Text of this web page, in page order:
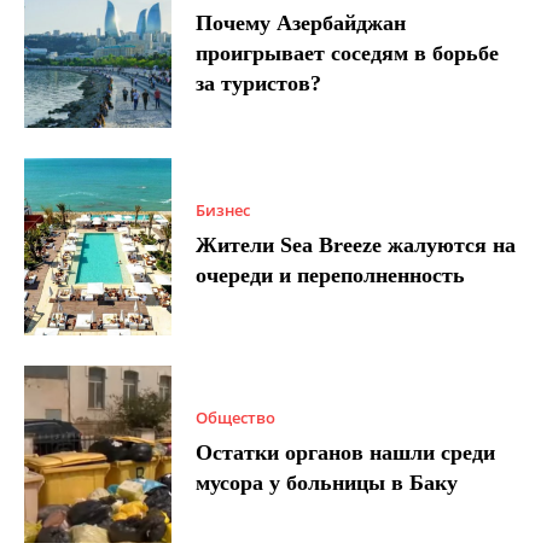
Почему Азербайджан
проигрывает соседям в борьбе
за туристов?
Бизнес
Жители Sea Breeze жалуются на
очереди и переполненность
Общество
Остатки органов нашли среди
мусора у больницы в Баку